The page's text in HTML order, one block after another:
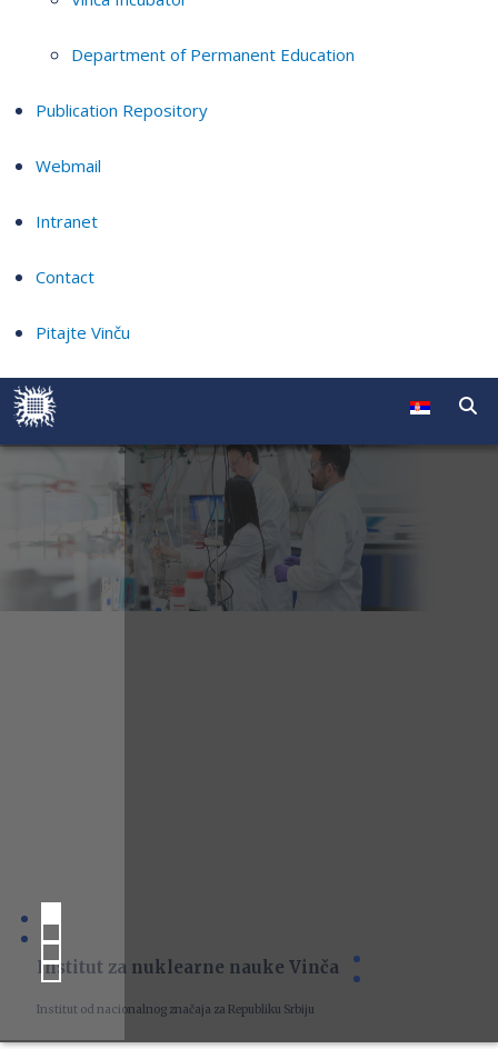
Department of Permanent Education
Publication Repository
Webmail
Intranet
Contact
Pitajte Vinču
Institut za nuklearne nauke Vinča
Institut od nacionalnog značaja za Republiku Srbiju